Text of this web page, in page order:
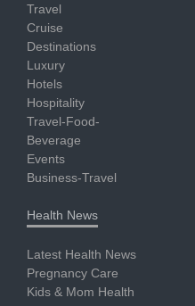
Travel
Cruise
Destinations
Luxury
Hotels
Hospitality
Travel-Food-
Beverage
Events
Business-Travel
Health News
Latest Health News
Pregnancy Care
Kids & Mom Health